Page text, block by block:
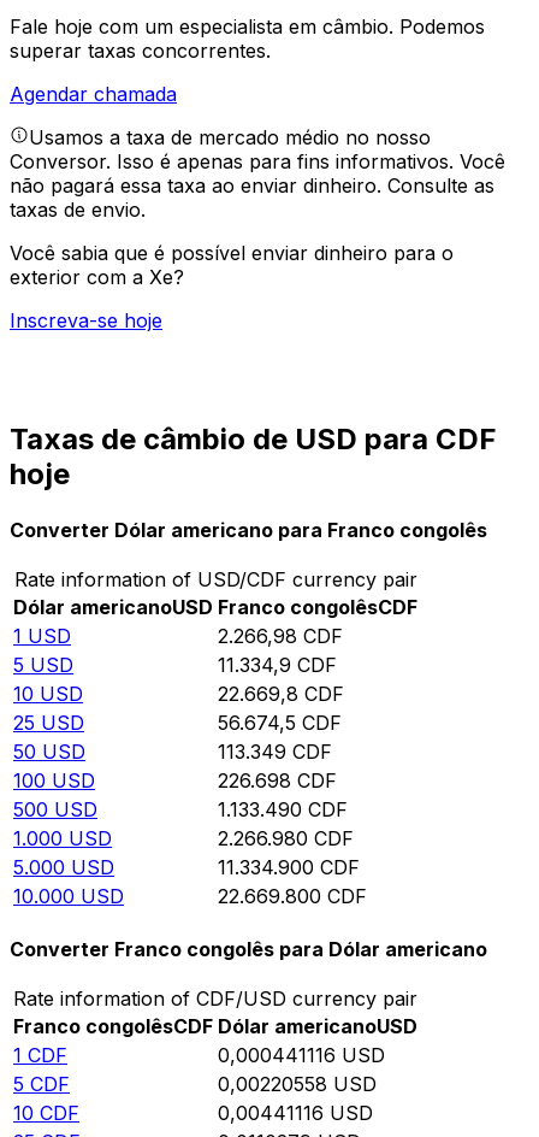
Fale hoje com um especialista em câmbio. Podemos
superar taxas concorrentes.
Agendar chamada
Usamos a taxa de mercado médio no nosso
Conversor. Isso é apenas para fins informativos. Você
não pagará essa taxa ao enviar dinheiro. Consulte as
taxas de envio.
Você sabia que é possível enviar dinheiro para o
exterior com a Xe?
Inscreva-se hoje
Taxas de câmbio de USD para CDF
hoje
Converter Dólar americano para Franco congolês
Rate information of USD/CDF currency pair
Dólar americanoUSD Franco congolêsCDF
1 USD 2.266,98 CDF
5 USD 11.334,9 CDF
10 USD 22.669,8 CDF
25 USD 56.674,5 CDF
50 USD 113.349 CDF
100 USD 226.698 CDF
500 USD 1.133.490 CDF
1.000 USD 2.266.980 CDF
5.000 USD 11.334.900 CDF
10.000 USD 22.669.800 CDF
Converter Franco congolês para Dólar americano
Rate information of CDF/USD currency pair
Franco congolêsCDF Dólar americanoUSD
1 CDF 0,000441116 USD
5 CDF 0,00220558 USD
10 CDF 0,00441116 USD